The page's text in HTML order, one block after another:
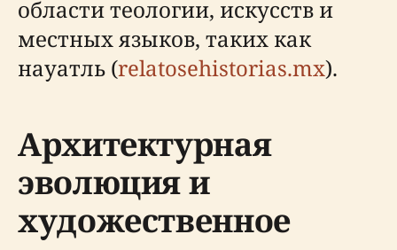
области теологии, искусств и
местных языков, таких как
науатль (relatosehistorias.mx).
Архитектурная
эволюция и
художественное